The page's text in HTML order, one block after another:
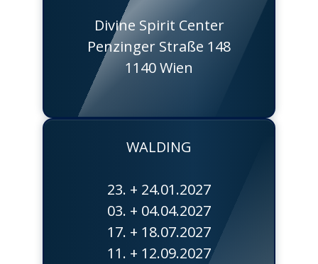
Divine Spirit Center
Penzinger Straße 148
1140 Wien
WALDING
23. + 24.01.2027
03. + 04.04.2027
17. + 18.07.2027
11. + 12.09.2027